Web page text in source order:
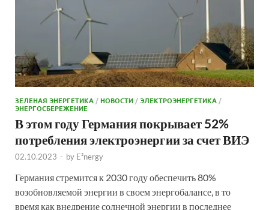
ЗЕЛЕНАЯ ЭНЕРГЕТИКА/НОВОСТИ/ЭЛЕКТРОЭНЕРГЕТИКА/
ЭНЕРГОСБЕРЕЖЕНИЕ
В этом году Германия покрывает 52%
потребления электроэнергии за счет ВИЭ
02.10.2023 - by E²nergy
Германия стремится к 2030 году обеспечить 80%
возобновляемой энергии в своем энергобалансе, в то
время как внедрение солнечной энергии в последнее